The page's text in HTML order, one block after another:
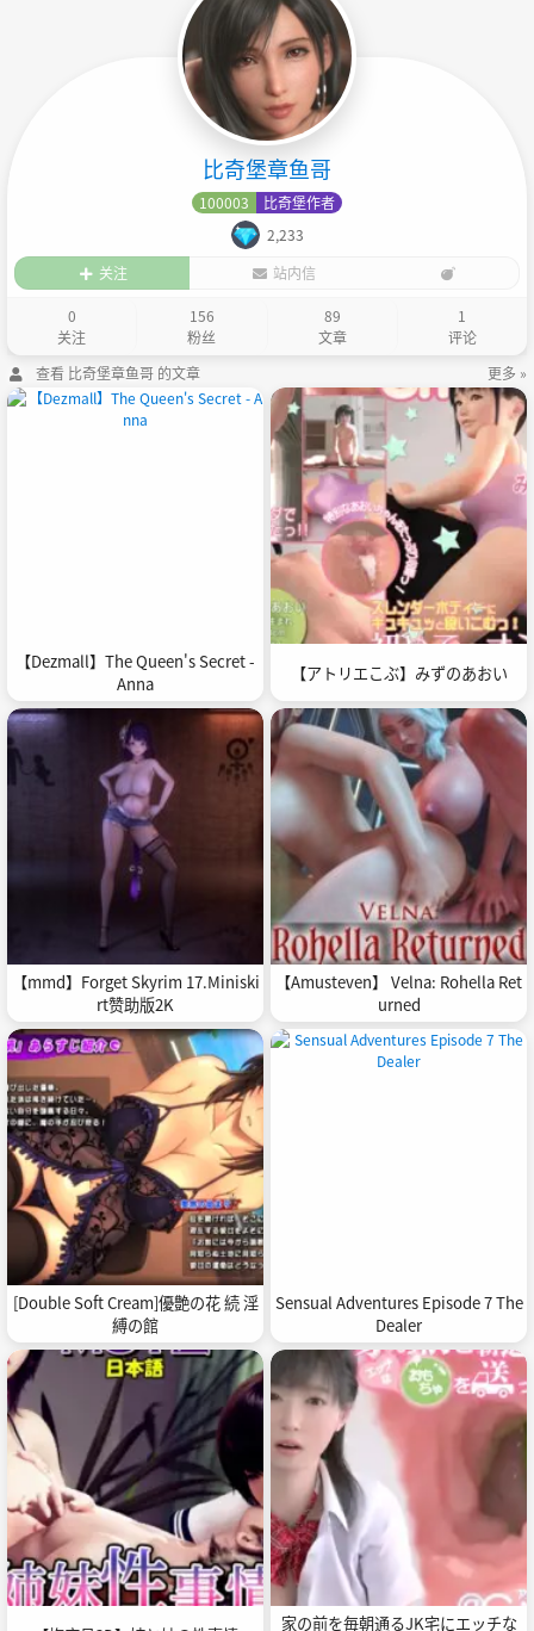
比奇堡章鱼哥
100003
比奇堡作者
2,233
关注
站内信
0
关注
156
粉丝
89
文章
1
评论
查看 比奇堡章鱼哥 的文章
更多 »
【Dezmall】The Queen's Secret -
Anna
【アトリエこぶ】みずのあおい
【mmd】Forget Skyrim 17.Miniski
rt赞助版2K
【Amusteven】 Velna: Rohella Ret
urned
[Double Soft Cream]優艶の花 続 淫
縛の館
Sensual Adventures Episode 7 The
Dealer
家の前を毎朝通るJK宅にエッチな